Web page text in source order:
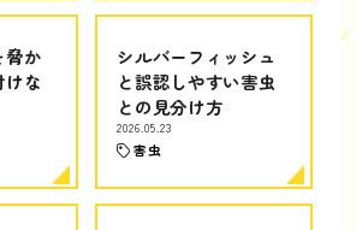
脅か
な
シルバーフィッシュ
と誤認しやすい害虫
との見分け方
2026.05.23
害虫